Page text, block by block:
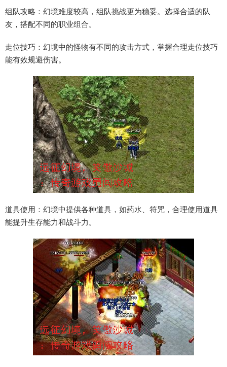
组队攻略：幻境难度较高，组队挑战更为稳妥。选择合适的队
友，搭配不同的职业组合。
走位技巧：幻境中的怪物有不同的攻击方式，掌握合理走位技巧
能有效规避伤害。
道具使用：幻境中提供各种道具，如药水、符咒，合理使用道具
能提升生存能力和战斗力。